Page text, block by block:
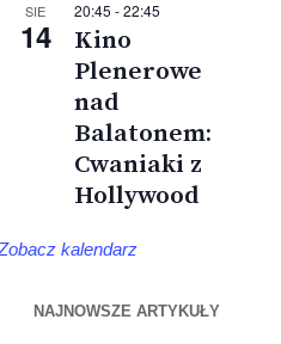
SIE
14
20:45 -22:45
Kino
Plenerowe
nad
Balatonem:
Cwaniaki z
Hollywood
kalendarz
NAJNOWSZE ARTYKUŁY